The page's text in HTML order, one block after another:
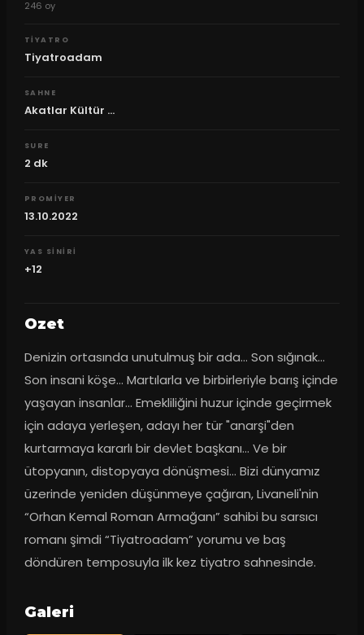
246 oy
TIYATRO
Tiyatroadam
SAHNE
Akatlar Kültür ...
SURE
2 dk
PROMIYER
13.10.2022
YAS SINIRI
+12
Ozet
Denizin ortasında unutulmuş bir ada… Son sığınak…
Son insani köşe… Martılarla ve birbirleriyle barış içinde
yaşayan insanlar... Emekliliğini huzur içinde geçirmek
için adaya yerleşen, adayı her tür "anarşi"den
kurtarmaya kararlı bir devlet başkanı… Ve bir
ütopyanın, distopyaya dönüşmesi… Bizi dünyamız
üzerinde yeniden düşünmeye çağıran, Livaneli'nin
“Orhan Kemal Roman Armağanı” sahibi bu sarsıcı
romanı şimdi “Tiyatroadam” yorumu ve baş
döndüren temposuyla ilk kez tiyatro sahnesinde.
Galeri